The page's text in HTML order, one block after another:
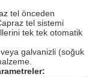
tel önceden
tel sistemi
tek tek otomatik
galvanizli (soğuk